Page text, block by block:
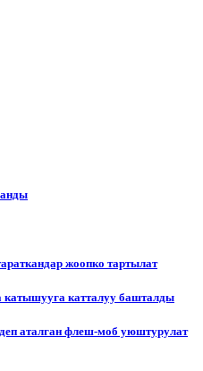
жоопко тартылат
катышууга катталуу башталды
аталган флеш-моб уюштурулат